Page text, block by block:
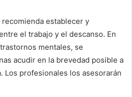
establecer y
el trabajo y el descanso. En
mentales, se
acudir en la brevedad posible a
Los profesionales los asesorarán